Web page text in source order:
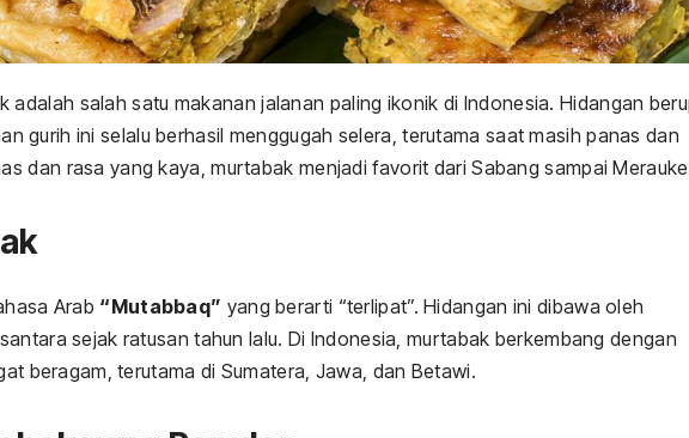
adalah salah satu makanan jalanan paling ikonik di Indonesia. Hidangan
gurih ini selalu berhasil menggugah selera, terutama saat masih panas dan
dan rasa yang kaya, murtabak menjadi favorit dari Sabang sampai
Arab “Mutabbaq” yang berarti “terlipat”. Hidangan ini dibawa oleh
sejak ratusan tahun lalu. Di Indonesia, murtabak berkembang dengan
beragam, terutama di Sumatera, Jawa, dan Betawi.